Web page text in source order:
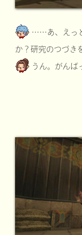
……あ、えっ
か？研究のつづき
うん。がんば